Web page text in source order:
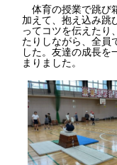
体育の授業で跳び
加えて、抱え込み跳
ってコツを伝えたり
たりしながら、全員
した。友達の成長を
まりました。